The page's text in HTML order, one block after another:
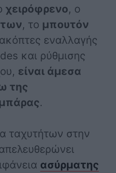
χειρόφρενο, ο
, το μπουτόν
εναλλαγής
και ρύθμισης
είναι άμεσα
της
.
ταχυτήτων στην
ασύρματης